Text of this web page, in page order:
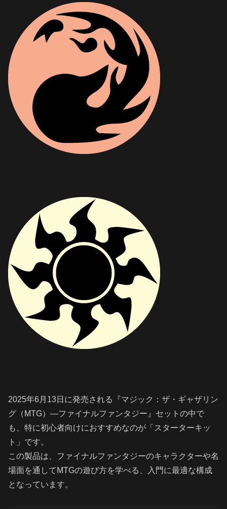
2025年6月13日に発売される『マジック：ザ・ギャザリン
グ（MTG）—ファイナルファンタジー』セットの中で
も、特に初心者向けにおすすめなのが「スターターキッ
ト」です。
この製品は、ファイナルファンタジーのキャラクターや名
場面を通してMTGの遊び方を学べる、入門に最適な構成
となっています。